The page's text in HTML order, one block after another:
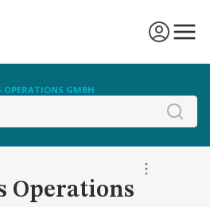
OPERATIONS GMBH
Operations